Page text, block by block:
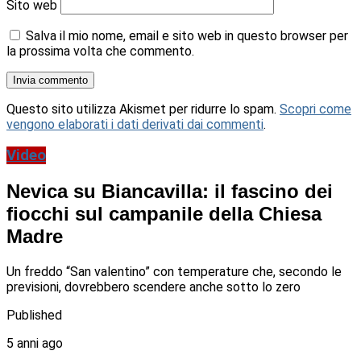
Sito web
Salva il mio nome, email e sito web in questo browser per
la prossima volta che commento.
Questo sito utilizza Akismet per ridurre lo spam. Scopri come
vengono elaborati i dati derivati dai commenti.
Video
Nevica su Biancavilla: il fascino dei
fiocchi sul campanile della Chiesa
Madre
Un freddo “San valentino” con temperature che, secondo le
previsioni, dovrebbero scendere anche sotto lo zero
Published
5 anni ago